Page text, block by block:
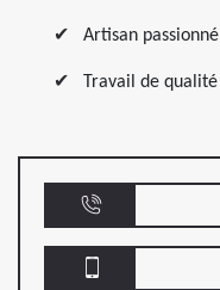
Artisan passionné
Travail de qualité